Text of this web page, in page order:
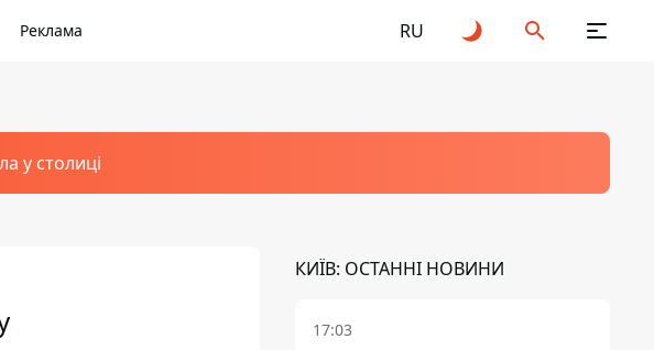
Реклама RU
у столиці
КИЇВ: ОСТАННІ НОВИНИ
17:03